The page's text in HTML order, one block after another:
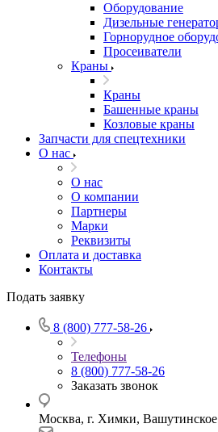
Оборудование
Дизельные
Горнорудное
Просеиватели
Краны
Краны
Башенные краны
Козловые краны
Запчасти для спецтехники
О нас
О нас
О компании
Партнеры
Марки
Реквизиты
Оплата и доставка
Контакты
Подать заявку
8 (800) 777-58-26
Телефоны
8 (800) 777-58-26
Заказать звонок
Москва, г. Химки,